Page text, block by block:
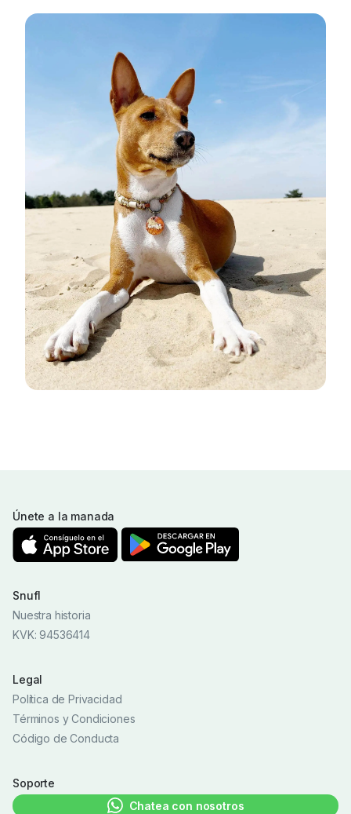
Únete a la manada
Snufl
Nuestra historia
KVK: 94536414
Legal
Política de Privacidad
Términos y Condiciones
Código de Conducta
Soporte
Chatea con nosotros